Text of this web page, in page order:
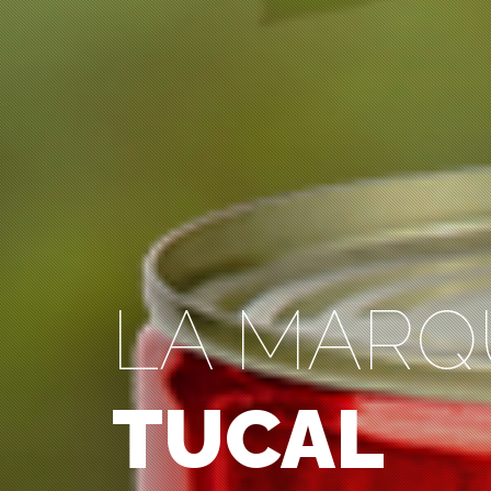
LA
TUCAL